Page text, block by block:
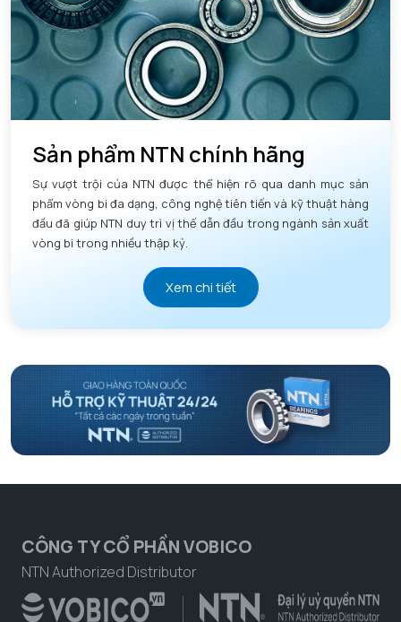
Sản phẩm NTN chính hãng
Sự vượt trội của NTN được thể hiện rõ qua danh mục sản
phẩm vòng bi đa dạng, công nghệ tiên tiến và kỹ thuật hàng
đầu đã giúp NTN duy trì vị thế dẫn đầu trong ngành sản xuất
vòng bi trong nhiều thập kỷ.
Xem chi tiết
CÔNG TY CỔ PHẦN VOBICO
NTN Authorized Distributor